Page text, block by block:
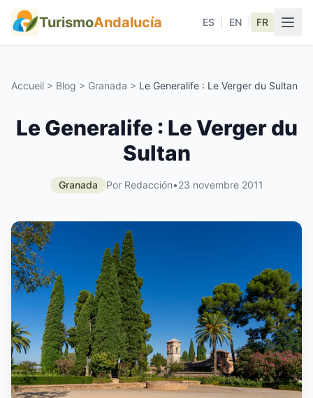
TurismoAndalucía ES EN FR
Accueil > Blog > Granada > Le Generalife : Le Verger du Sultan
Le Generalife : Le Verger du
Sultan
Granada Por Redacción•23 novembre 2011